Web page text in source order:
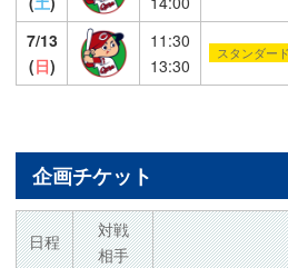
7/13
(日)
11:30
13:30
スタンダード
企画チケット
日程
対戦
相手